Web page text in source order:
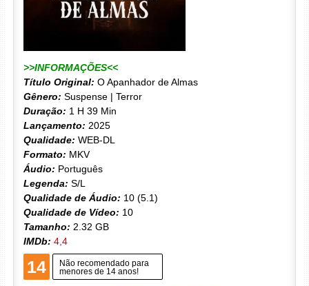
>>INFORMAÇÕES<<
Título Original: O Apanhador de Almas
Gênero: Suspense | Terror
Duração: 1 H 39 Min
Lançamento: 2025
Qualidade: WEB-DL
Formato: MKV
Áudio: Português
Legenda: S/L
Qualidade de Áudio: 10 (5.1)
Qualidade de Vídeo: 10
Tamanho: 2.32 GB
IMDb: 4,4
14
Não recomendado para
menores de 14 anos!